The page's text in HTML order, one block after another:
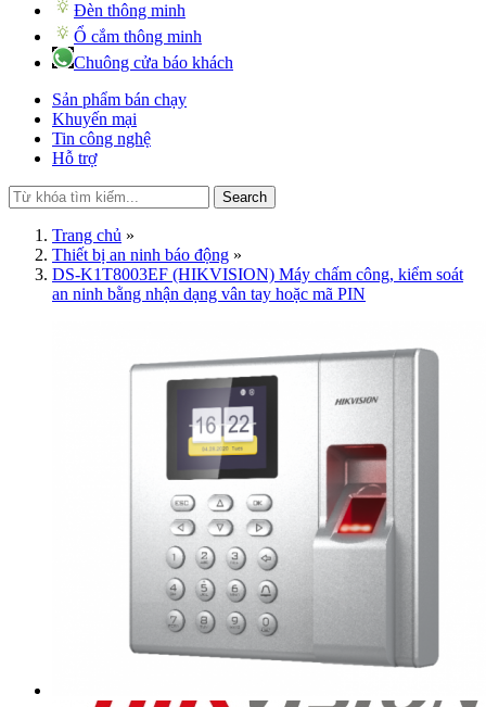
Đèn thông minh
Ổ cắm thông minh
Chuông cửa báo khách
Sản phẩm bán chạy
Khuyến mại
Tin công nghệ
Hỗ trợ
Search
Trang chủ »
Thiết bị an ninh báo động »
DS-K1T8003EF (HIKVISION) Máy chấm công, kiểm soát
an ninh bằng nhận dạng vân tay hoặc mã PIN